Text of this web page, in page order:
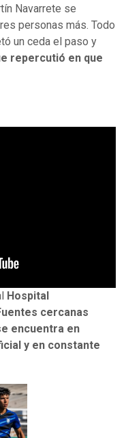
Navarrete se
personas más. Todo
un ceda el paso y
repercutió en que
Hospital
cercanas
encuentra en
y en constante